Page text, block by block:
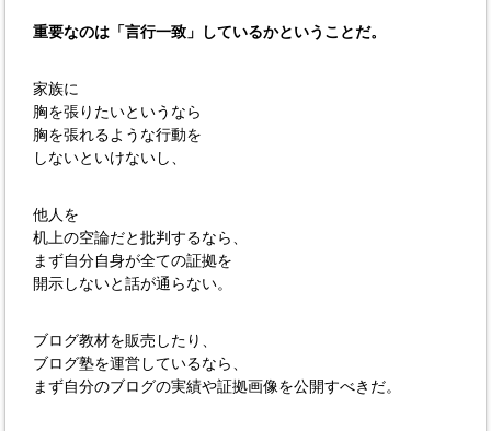
重要なのは「言行一致」しているかということだ。
家族に
胸を張りたいというなら
胸を張れるような行動を
しないといけないし、
他人を
机上の空論だと批判するなら、
まず自分自身が全ての証拠を
開示しないと話が通らない。
ブログ教材を販売したり、
ブログ塾を運営しているなら、
まず自分のブログの実績や証拠画像を公開すべきだ。